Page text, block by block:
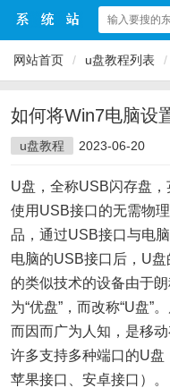
网站首页 / u盘教程列表 /
如何将Win7电脑设
u盘教程 2023-06-20
U盘，全称USB闪存盘，
使用USB接口的无需物
品，通过USB接口与电
电脑的USB接口后，U
的类似技术的设备由于
为“优盘”，而改称“U盘”
而因而广为人知，是移
许多支持多种端口的U
苹果接口、安卓接口）。